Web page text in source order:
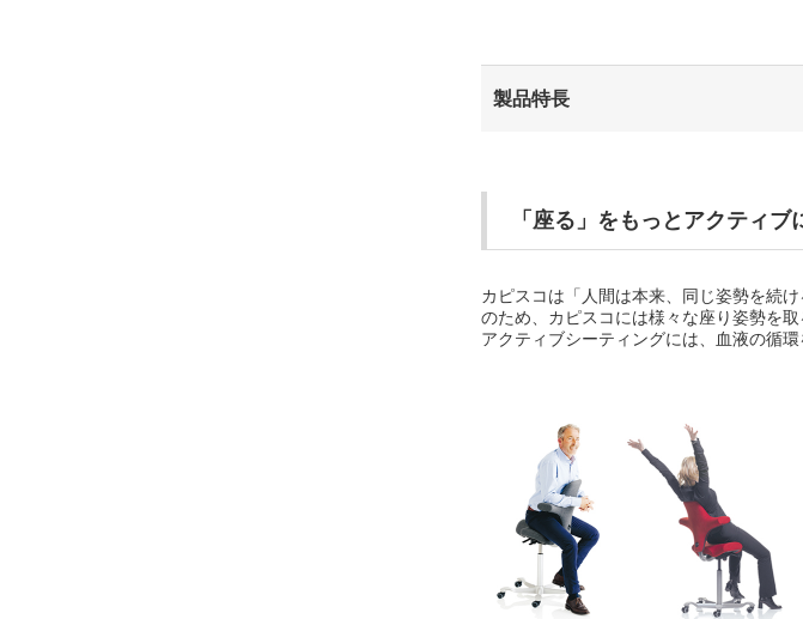
製品特長
「座る」をもっとアクティブ
カピスコは「人間は本来、同じ姿勢を続
のため、カピスコには様々な座り姿勢を
アクティブシーティングには、血液の循